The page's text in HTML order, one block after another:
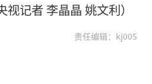
记者 李晶晶 姚文利）
责任编辑：kj005